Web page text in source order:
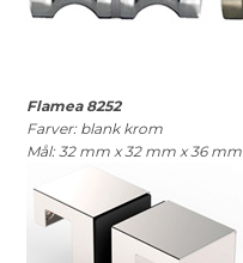
Flamea 8252
Farver: blank krom
Mål: 32 mm x 32 mm x 36 mm